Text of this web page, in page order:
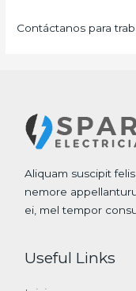
Contáctanos para
Aliquam suscipit
nemore
ei, mel tempor
Useful Links